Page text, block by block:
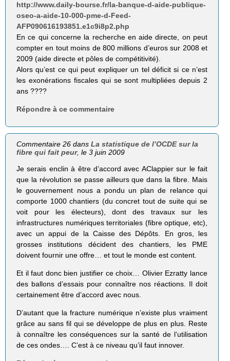
http://www.daily-bourse.fr/la-banque-d-aide-publique-
oseo-a-aide-10-000-pme-d-Feed-
AFP090616193851.e1c9i8p2.php
En ce qui concerne la recherche en aide directe, on peut
compter en tout moins de 800 millions d’euros sur 2008 et
2009 (aide directe et pôles de compétitivité).
Alors qu’est ce qui peut expliquer un tel déficit si ce n’est
les exonérations fiscales qui se sont multipliées depuis 2
ans ????
Répondre à ce commentaire
Commentaire 26 dansLa statistique de l’OCDE sur la
fibre qui fait peur, le 3 juin 2009
Je serais enclin à être d’accord avec AClappier sur le fait
que la révolution se passe ailleurs que dans la fibre. Mais
le gouvernement nous a pondu un plan de relance qui
comporte 1000 chantiers (du concret tout de suite qui se
voit pour les électeurs), dont des travaux sur les
infrastructures numériques territoriales (fibre optique, etc),
avec un appui de la Caisse des Dépôts. En gros, les
grosses institutions décident des chantiers, les PME
doivent fournir une offre… et tout le monde est content.
Et il faut donc bien justifier ce choix… Olivier Ezratty lance
des ballons d’essais pour connaître nos réactions. Il doit
certainement être d’accord avec nous.
D’autant que la fracture numérique n’existe plus vraiment
grâce au sans fil qui se développe de plus en plus. Reste
à connaître les conséquences sur la santé de l’utilisation
de ces ondes…. C’est à ce niveau qu’il faut innover.